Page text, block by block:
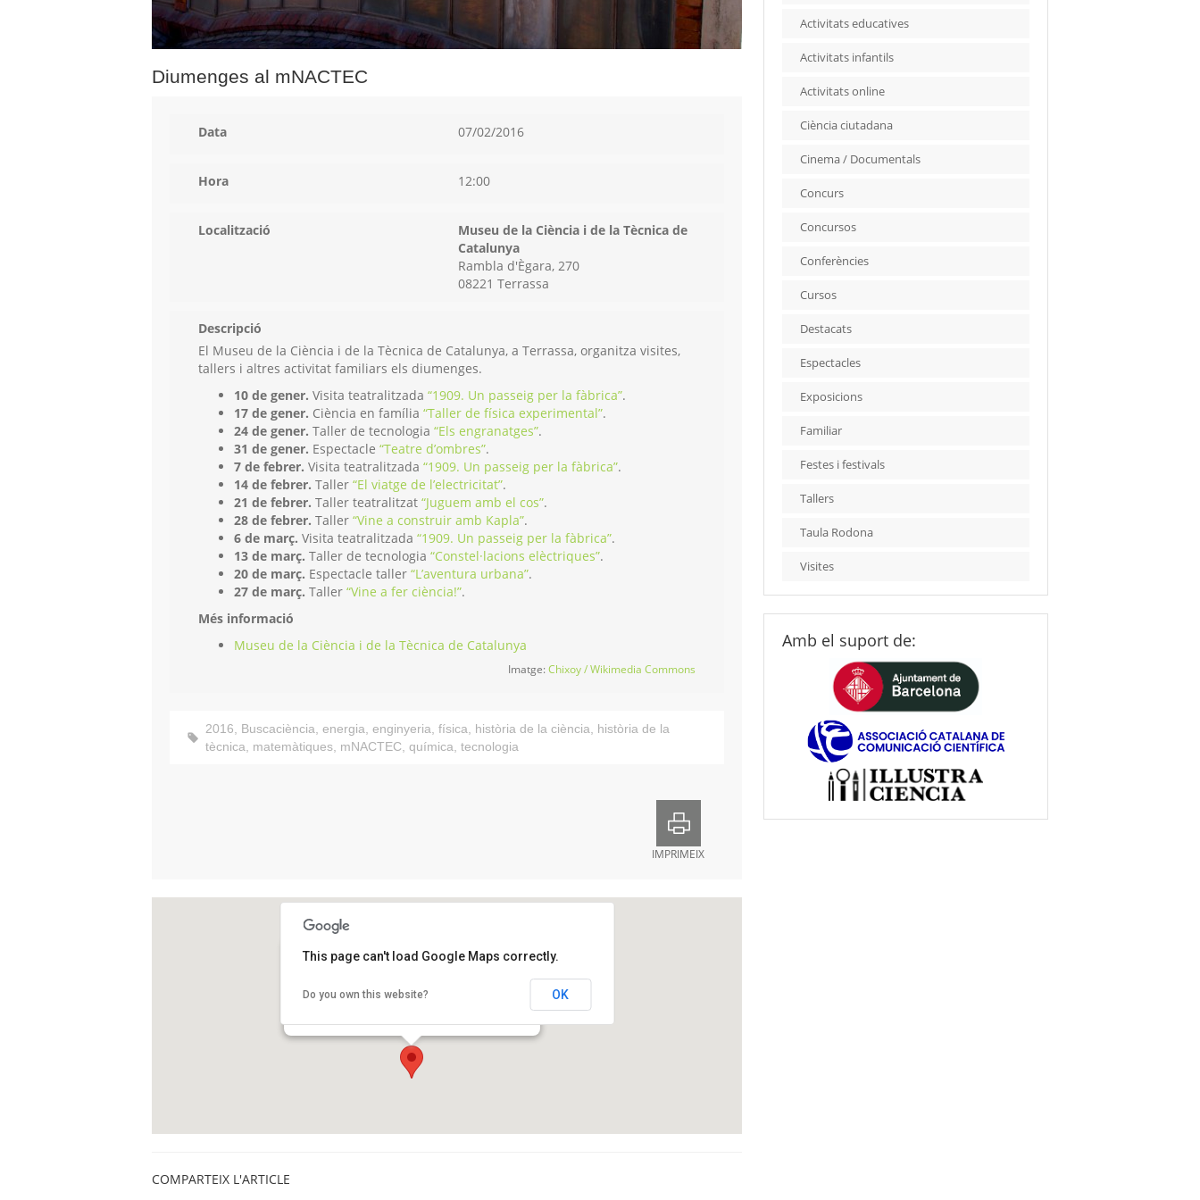
Diumenges al mNACTEC
Data 07/02/2016
Hora 12:00
Localització
Museu de la Ciència i de la Tècnica de
Catalunya
Rambla d'Ègara, 270
08221 Terrassa
Descripció
El Museu de la Ciència i de la Tècnica de Catalunya, a Terrassa, organitza visites,
tallers i altres activitat familiars els diumenges.
10 de gener. Visita teatralitzada “1909. Un passeig per la fàbrica”.
17 de gener. Ciència en família “Taller de física experimental”.
24 de gener. Taller de tecnologia “Els engranatges”.
31 de gener. Espectacle “Teatre d’ombres”.
7 de febrer. Visita teatralitzada “1909. Un passeig per la fàbrica”.
14 de febrer. Taller “El viatge de l’electricitat”.
21 de febrer. Taller teatralitzat “Juguem amb el cos”.
28 de febrer. Taller “Vine a construir amb Kapla”.
6 de març. Visita teatralitzada “1909. Un passeig per la fàbrica”.
13 de març. Taller de tecnologia “Constel·lacions elèctriques”.
20 de març. Espectacle taller “L’aventura urbana”.
27 de març. Taller “Vine a fer ciència!”.
Més informació
Museu de la Ciència i de la Tècnica de Catalunya
Imatge:Chixoy / Wikimedia Commons
2016, Buscaciència, energia, enginyeria, física, història de la ciència, història de la
tècnica, matemàtiques, mNACTEC, química, tecnologia
IMPRIMEIX
Rambla d'Ègara, 270
This page can't load Google Maps correctly.
Do you own this website? OK
COMPARTEIX L'ARTICLE
Activitats educatives
Activitats infantils
Activitats online
Ciència ciutadana
Cinema / Documentals
Concurs
Concursos
Conferències
Cursos
Destacats
Espectacles
Exposicions
Familiar
Festes i festivals
Tallers
Taula Rodona
Visites
Amb el suport de: